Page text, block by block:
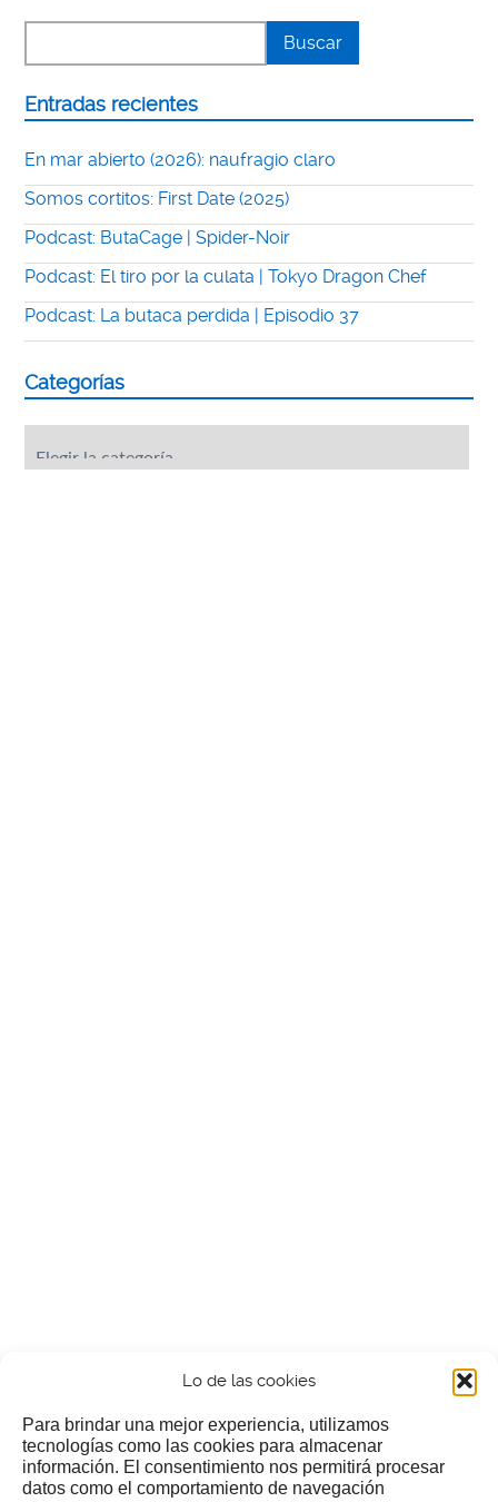
Lo de las cookies
Para brindar una mejor experiencia, utilizamos
tecnologías como las cookies para almacenar
información. El consentimiento nos permitirá procesar
datos como el comportamiento de navegación
Entradas recientes
En mar abierto (2026): naufragio claro
Somos cortitos: First Date (2025)
Podcast: ButaCage | Spider-Noir
Podcast: El tiro por la culata | Tokyo Dragon Chef
Podcast: La butaca perdida | Episodio 37
Categorías
¿Nos invitas a un cafecillo?